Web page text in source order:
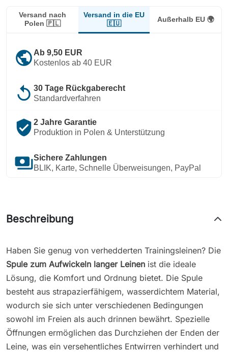
Versand nach
Polen 🇵🇱
Versand in die EU
🇪🇺
Außerhalb EU 🌍
public Ab 9,50 EUR
Kostenlos ab 40 EUR
replay 30 Tage Rückgaberecht
Standardverfahren
verified_user 2 Jahre Garantie
Produktion in Polen & Unterstützung
paymentsSichere Zahlungen
BLIK, Karte, Schnelle Überweisungen, PayPal
Beschreibung
Haben Sie genug von verhedderten Trainingsleinen? Die
Spule zum Aufwickeln langer Leinen ist die ideale
Lösung, die Komfort und Ordnung bietet. Die Spule
besteht aus strapazierfähigem, wasserdichtem Material,
wodurch sie sich unter verschiedenen Bedingungen
sowohl im Freien als auch drinnen bewährt. Spezielle
Öffnungen ermöglichen das Durchziehen der Enden der
Leine, was ein versehentliches Entwirren verhindert und